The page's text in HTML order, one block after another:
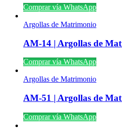
Comprar vía WhatsApp
Argollas de Matrimonio
AM-14 | Argollas de
Comprar vía WhatsApp
Argollas de Matrimonio
AM-51 | Argollas de
Comprar vía WhatsApp